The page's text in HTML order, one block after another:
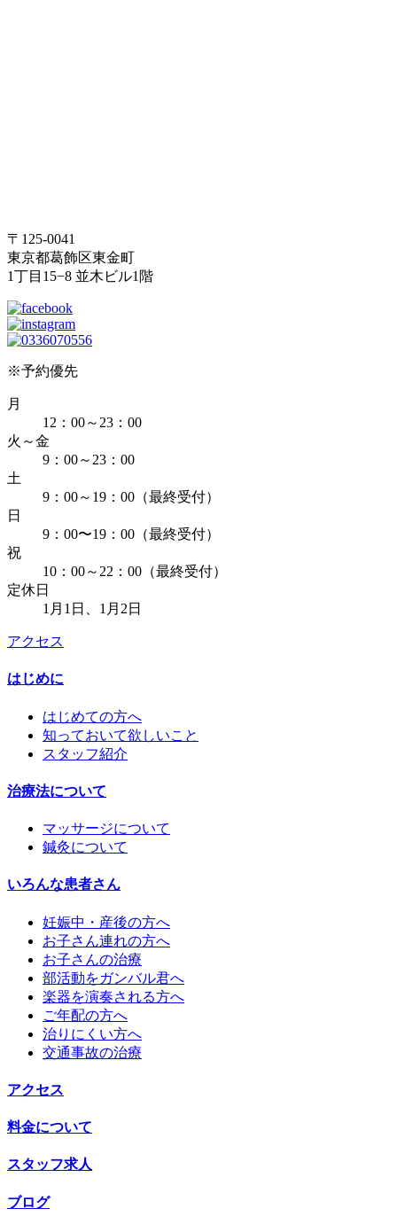
〒125-0041
東京都葛飾区東金町
1丁目15−8 並木ビル1階
※予約優先
月
12：00～23：00
火～金
9：00～23：00
土
9：00～19：00（最終受付）
日
9：00〜19：00（最終受付）
祝
10：00～22：00（最終受付）
定休日
1月1日、1月2日
アクセス
はじめに
はじめての方へ
知っておいて欲しいこと
スタッフ紹介
治療法について
マッサージについて
鍼灸について
いろんな患者さん
妊娠中・産後の方へ
お子さん連れの方へ
お子さんの治療
部活動をガンバル君へ
楽器を演奏される方へ
ご年配の方へ
治りにくい方へ
交通事故の治療
アクセス
料金について
スタッフ求人
ブログ